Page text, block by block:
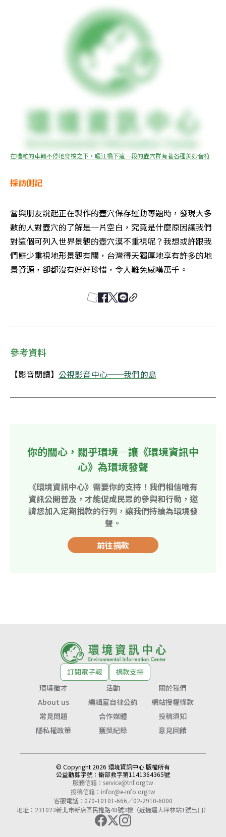
在嘈雜的車輛不停地穿梭之下，暖江橋下這一段的壺穴群有著各種美妙音符
採訪側記
當與朋友說起正在製作的壺穴保存運動專題時，發現大多
數的人對壺穴的了解是一片空白，究竟是什麼原因讓我們
對這個可列入世界景觀的壺穴漠不重視呢？我想或許跟我
們鮮少重視地形景觀有關，台灣得天獨厚地享有許多的地
景資源，卻都沒有好好珍惜，令人難免感嘆萬千。
參考資料
【影音閱讀】 公視影音中心──我們的島
你的關心，關乎環境—讓《環境資訊中
心》為環境發聲
《環境資訊中心》需要你的支持！我們相信唯有
資訊公開普及，才能促成民眾的參與和行動，邀
請您加入定期捐款的行列，讓我們持續為環境發
聲。
前往捐款
訂閱電子報
捐款支持
環境徵才
活動
關於我們
About us
編輯室自律公約
網站授權條款
常見問題
合作媒體
投稿須知
隱私權政策
獲獎紀錄 意見回饋
© Copyright 2026 環境資訊中心 版權所有
公益勸募字號： 衛部救字第1141364365號
服務信箱： service@tnf.org.tw
投稿信箱： infor@e-info.org.tw
客服電話：070-10101-666／02-2910-6000
地址：231023新北市新店區民權路48號3樓（近捷運大坪林站1號出口）